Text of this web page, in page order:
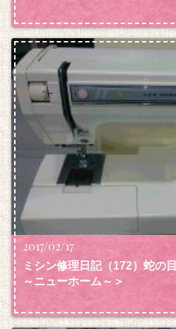
2017/02/17
ミシン修理日記（172）蛇の
～ニューホーム～＞